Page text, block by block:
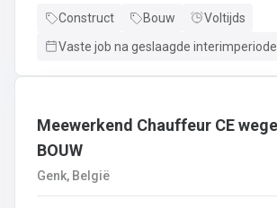
....Grond- en funderingswerken.Parkings
straatkolken, aansluiten van straatkolken
Construct Bouw
Voltijds
Vaste job na geslaagde interimperiode
Meewerkend Chauffeur CE
BOUW
Genk, België